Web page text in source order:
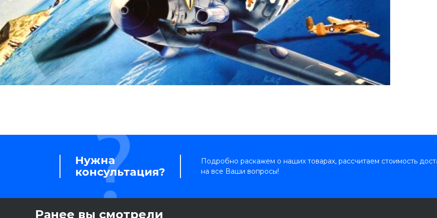
Нужна
консультация?
Подробно раскажем о наших товарах, рассчитаем стоимость
на все Ваши вопросы!
Ранее вы смотрели